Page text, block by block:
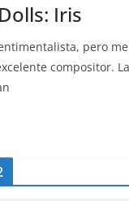
Iris
pero
compositor.